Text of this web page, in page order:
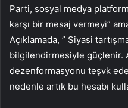
Parti, sosyal medya
karşı bir mesaj vermeyi”
Açıklamada, ” Siyasi
bilgilendirmesiyle güçlenir.
dezenformasyonu teşvk
nedenle artık bu hesabı